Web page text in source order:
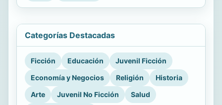
Categorías Destacadas
Ficción Educación
Juvenil Ficción
Economía y Negocios
Religión
Historia
Arte
Juvenil No Ficción Salud